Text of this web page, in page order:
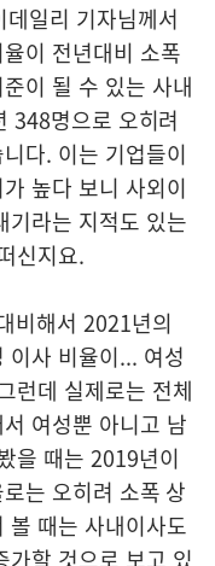
일리 기자님께서
이 전년대비 소폭
이 될 수 있는 사내
348명으로 오히려
다. 이는 기업들이
높다 보니 사외이
기라는 지적도 있는
신지요.
비해서 2021년의
이사 비율이... 여성
런데 실제로는 전체
여성뿐 아니고 남
을 때는 2019년이
는 오히려 소폭 상
볼 때는 사내이사도
할 것으로 보고 있